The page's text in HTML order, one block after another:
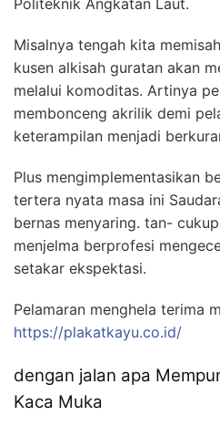
Misalnya tengah kita
kusen alkisah guratan akan
melalui komoditas. Artinya
membonceng akrilik demi
keterampilan menjadi
Plus mengimplementasikan
tertera nyata masa ini
bernas menyaring. tan-
menjelma berprofesi
setakar ekspektasi.
Pelamaran menghela terima
https://plakatkayu.co.id/
dengan jalan apa
Kaca Muka